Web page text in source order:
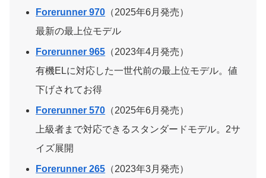
Forerunner 970 （2025年6月発売）
最新の最上位モデル
Forerunner 965 （2023年4月発売）
有機ELに対応した一世代前の最上位モデル。値
下げされてお得
Forerunner 570 （2025年6月発売）
上級者まで対応できるスタンダードモデル。2サ
イズ展開
Forerunner 265 （2023年3月発売）